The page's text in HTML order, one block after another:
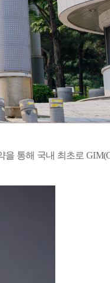
을 통해 국내 최초로